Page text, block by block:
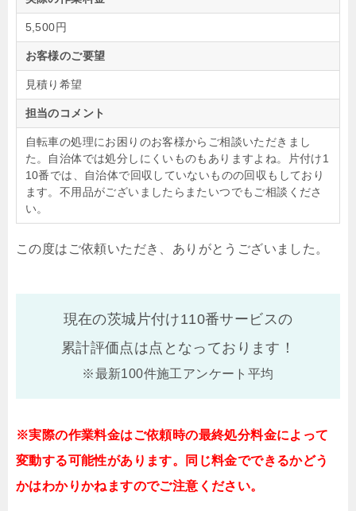
5,500円
お客様のご要望
見積り希望
担当のコメント
自転車の処理にお困りのお客様からご相談いただきまし
た。自治体では処分しにくいものもありますよね。片付け1
10番では、自治体で回収していないものの回収もしており
ます。不用品がございましたらまたいつでもご相談くださ
い。
この度はご依頼いただき、ありがとうございました。
現在の茨城片付け110番サービスの
累計評価点は点となっております！
※最新100件施工アンケート平均
※実際の作業料金はご依頼時の最終処分料金によって
変動する可能性があります。同じ料金でできるかどう
かはわかりかねますのでご注意ください。